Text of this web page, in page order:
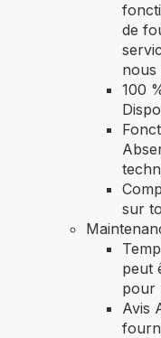
de
nous
100
sur
peut
pour
Avis